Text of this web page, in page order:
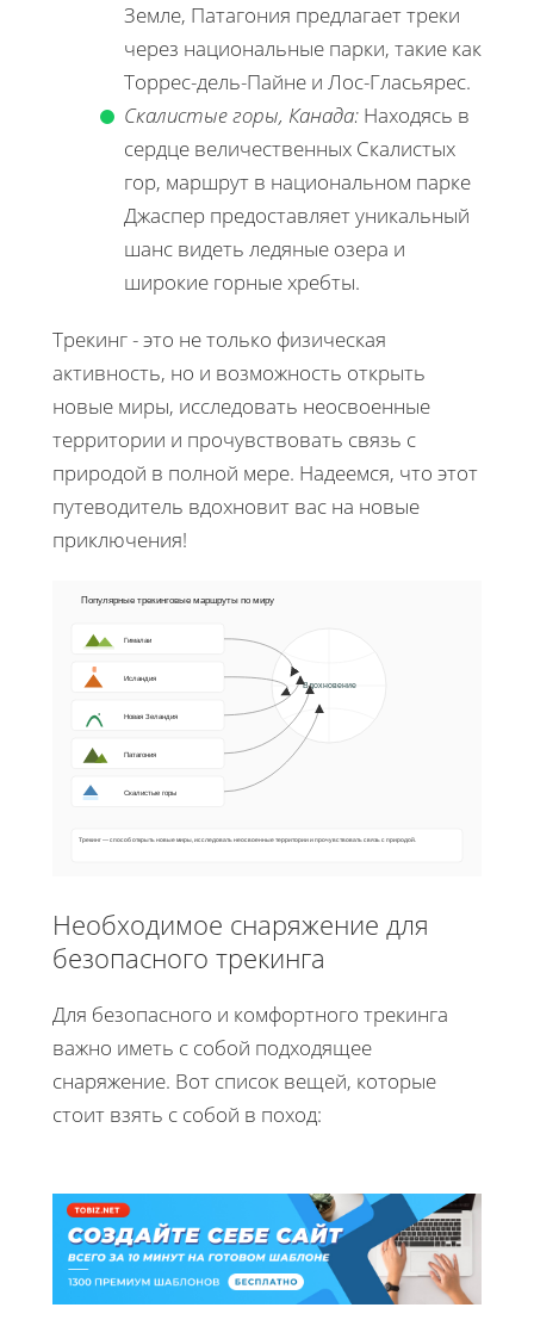
Земле, Патагония предлагает треки
через национальные парки, такие как
Торрес-дель-Пайне и Лос-Гласьярес.
Скалистые горы, Канада: Находясь в
сердце величественных Скалистых
гор, маршрут в национальном парке
Джаспер предоставляет уникальный
шанс видеть ледяные озера и
широкие горные хребты.
Трекинг - это не только физическая
активность, но и возможность открыть
новые миры, исследовать неосвоенные
территории и прочувствовать связь с
природой в полной мере. Надеемся, что этот
путеводитель вдохновит вас на новые
приключения!
Популярные трекинговые маршруты по миру
Гималаи
Исландия
Новая Зеландия
Патагония
Скалистые горы
Вдохновение
Трекинг — способ открыть новые миры, исследовать неосвоенные территории и прочувствовать связь с природой.
Необходимое снаряжение для
безопасного трекинга
Для безопасного и комфортного трекинга
важно иметь с собой подходящее
снаряжение. Вот список вещей, которые
стоит взять с собой в поход: